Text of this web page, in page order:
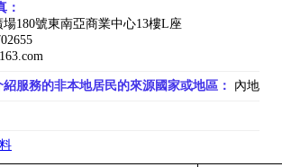
：
180號東南亞商業中心13樓L座
服務的非本地居民的來源國家或地區： 內地